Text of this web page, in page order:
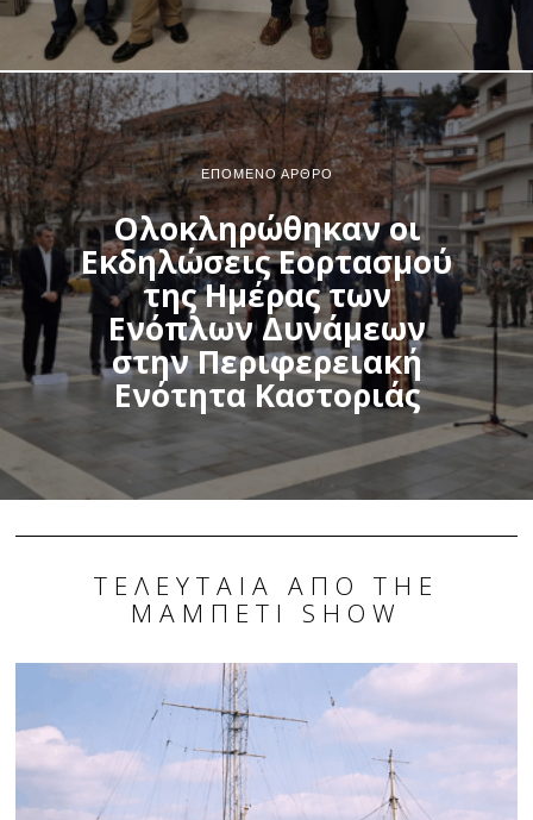
ΕΠΌΜΕΝΟ ΆΡΘΡΟ
Ολοκληρώθηκαν οι
Εκδηλώσεις Εορτασμού
της Ημέρας των
Ενόπλων Δυνάμεων
στην Περιφερειακή
Ενότητα Καστοριάς
ΤΕΛΕΥΤΑΊΑ ΑΠΌ THE
ΜΑΜΠΕΤΙ SHOW